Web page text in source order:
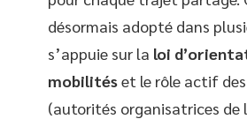
désormais adopté dans
s’appuie sur la loi
mobilitéset le rôle actif des
(autorités organisatrices de